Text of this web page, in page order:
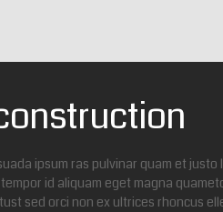
ipsum ras pulvinar quam et
id aliquam eget magna
sed orci non ex ultrices rhoncus